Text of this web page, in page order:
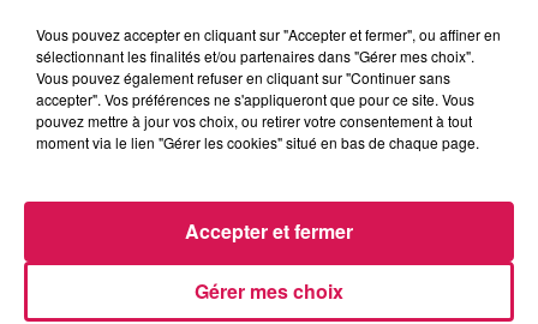
OPHÉLIE WINTER
Dieu M'a Donné La Foi
BRUNO MARS
On My Soul
JUSTIN BIEBER
Peaches
LES ARTICLES LES PLUS CONSULTÉS
CHALEUR ET RISQUE
D'ORAGES CE LUNDI EN
SAMBRE-AVESNOIS-
Vous pouvez accepter en cliquant sur "Accepter et fermer", ou affiner en
sélectionnant les finalités et/ou partenaires dans "Gérer mes choix".
Vous pouvez également refuser en cliquant sur "Continuer sans
accepter". Vos préférences ne s'appliqueront que pour ce site. Vous
pouvez mettre à jour vos choix, ou retirer votre consentement à tout
moment via le lien "Gérer les cookies" situé en bas de chaque page.
Gérer mes choix
Accepter et fermer